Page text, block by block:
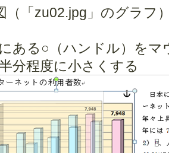
（「zu02.jpg」のグラフ
ある○（ハンドル）を
分程度に小さくする